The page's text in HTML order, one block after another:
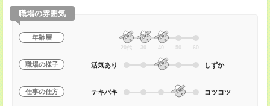
職場の雰囲気
年齢層
20代 30 40 50 60
職場の様子 活気あり しずか
仕事の仕方 テキパキ コツコツ